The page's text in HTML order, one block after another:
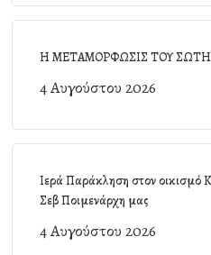
Η ΜΕΤΑΜΟΡΦΩΣΙΣ ΤΟΥ
4 Αυγούστου 2026
Ιερά Παράκληση στον οικισμό
Σεβ Ποιμενάρχη μας
4 Αυγούστου 2026